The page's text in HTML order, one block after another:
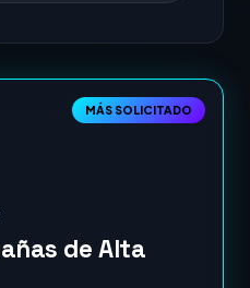
MÁS SOLICITADO
de Alta